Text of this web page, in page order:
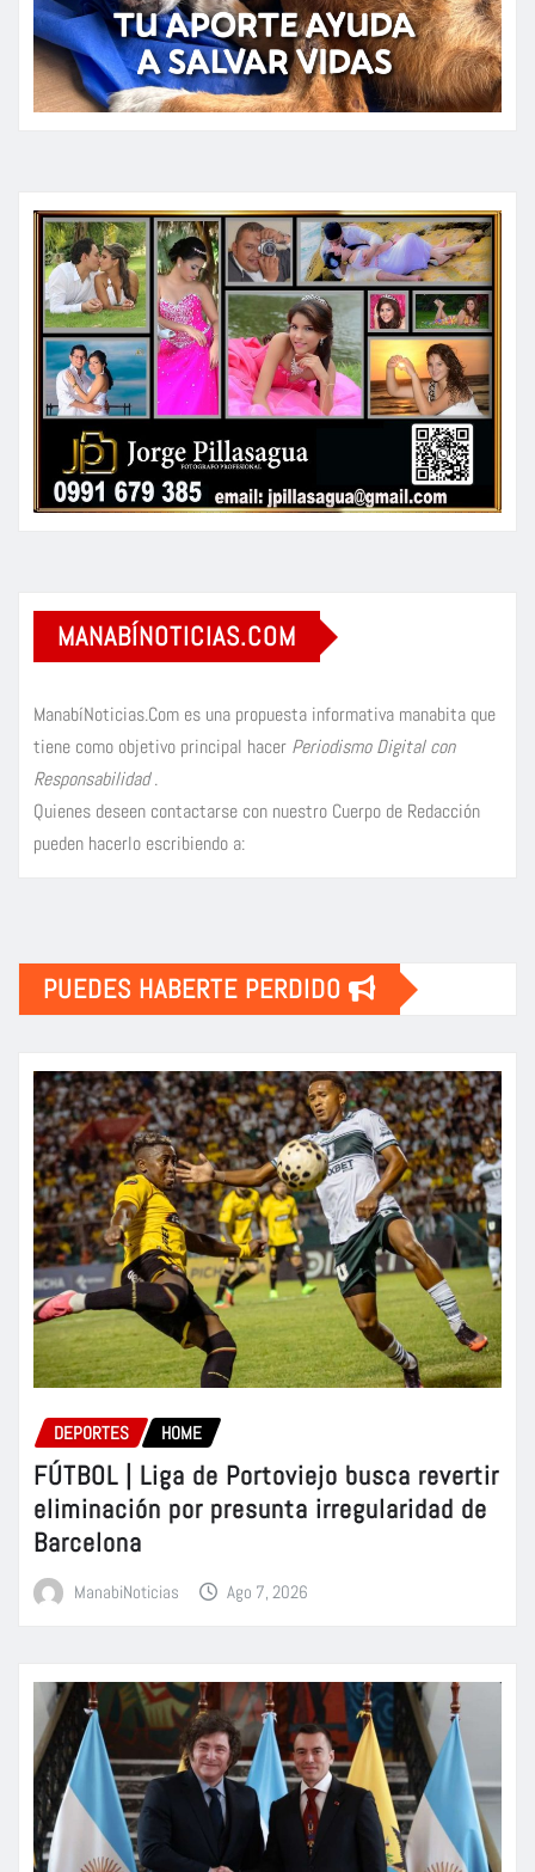
MANABÍNOTICIAS.COM
ManabíNoticias.Com es una propuesta informativa manabita que
tiene como objetivo principal hacer Periodismo Digital con
Responsabilidad.
Quienes deseen contactarse con nuestro Cuerpo de Redacción
pueden hacerlo escribiendo a:
PUEDES HABERTE PERDIDO
DEPORTES HOME
FÚTBOL | Liga de Portoviejo busca revertir
eliminación por presunta irregularidad de
Barcelona
ManabiNoticias Ago 7, 2026